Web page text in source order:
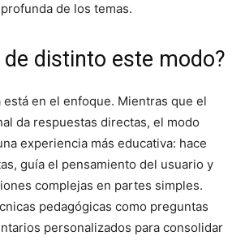
de los temas.
de distinto este modo?
está en el enfoque. Mientras que el
da respuestas directas, el modo
experiencia más educativa: hace
guía el pensamiento del usuario y
complejas en partes simples.
pedagógicas como preguntas
personalizados para consolidar